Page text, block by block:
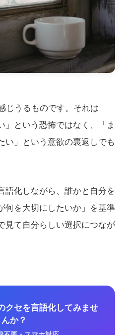
じうるものです。それは
」という恐怖ではなく、「ま
い」という意欲の裏返しでも
語化しながら、誰かと自分を
何を大切にしたいか」を基準
見て自分らしい選択につなが
クセを言語化してみませ
んか？